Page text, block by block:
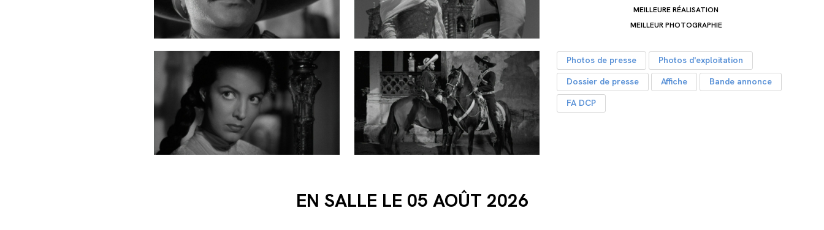
MEILLEURE RÉALISATION
MEILLEUR PHOTOGRAPHIE
Photos de presse
Photos d'exploitation
Dossier de presse
Affiche
Bande annonce
FA DCP
EN SALLE LE 05 AOÛT 2026